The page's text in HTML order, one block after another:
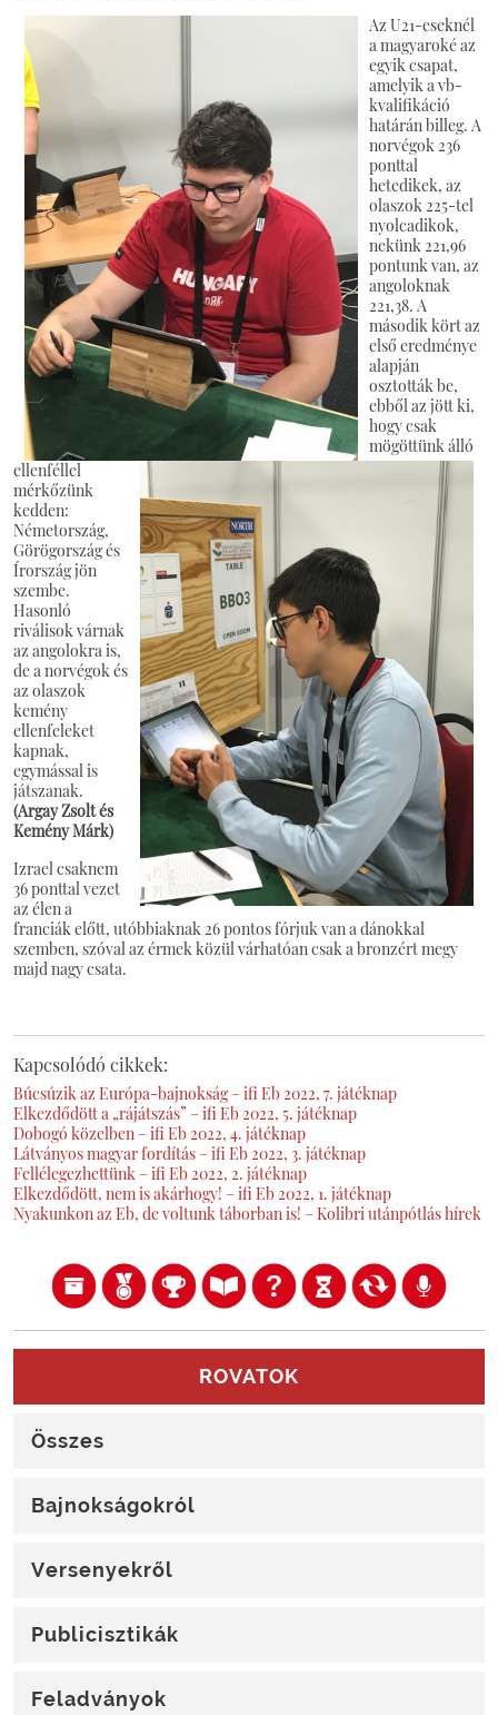
Az U21-eseknél
a magyaroké az
egyik csapat,
amelyik a vb-
kvalifikáció
határán billeg. A
norvégok 236
ponttal
hetedikek, az
olaszok 225-tel
nyolcadikok,
nekünk 221,96
pontunk van, az
angoloknak
221,38. A
második kört az
első eredménye
alapján
osztották be,
ebből az jött ki,
hogy csak
mögöttünk álló
ellenféllel
mérkőzünk
kedden:
Németország,
Görögország és
Írország jön
szembe.
Hasonló
riválisok várnak
az angolokra is,
de a norvégok és
az olaszok
kemény
ellenfeleket
kapnak,
egymással is
játszanak.
(Argay Zsolt és
Kemény Márk)
Izrael csaknem
36 ponttal vezet
az élen a
franciák előtt, utóbbiaknak 26 pontos fórjuk van a dánokkal
szemben, szóval az érmek közül várhatóan csak a bronzért megy
majd nagy csata.
Kapcsolódó cikkek:
Búcsúzik az Európa-bajnokság – ifi Eb 2022, 7. játéknap
Elkezdődött a „rájátszás” – ifi Eb 2022, 5. játéknap
Dobogó közelben – ifi Eb 2022, 4. játéknap
Látványos magyar fordítás – ifi Eb 2022, 3. játéknap
Fellélegezhettünk – ifi Eb 2022, 2. játéknap
Elkezdődött, nem is akárhogy! – ifi Eb 2022, 1. játéknap
Nyakunkon az Eb, de voltunk táborban is! – Kolibri utánpótlás hírek
ROVATOK
Összes
Bajnokságokról
Versenyekről
Publicisztikák
Feladványok